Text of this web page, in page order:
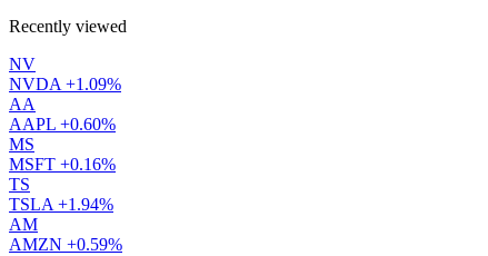
Recently viewed
NV
NVDA +1.09%
AA
AAPL +0.60%
MS
MSFT +0.16%
TS
TSLA +1.94%
AM
AMZN +0.59%